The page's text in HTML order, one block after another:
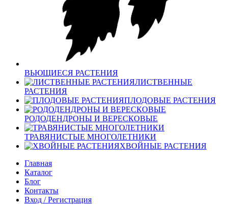
ВЬЮЩИЕСЯ РАСТЕНИЯ
ЛИСТВЕННЫЕ
РАСТЕНИЯ
ПЛОДОВЫЕ РАСТЕНИЯ
РОДОДЕНДРОНЫ И ВЕРЕСКОВЫЕ
ТРАВЯНИСТЫЕ МНОГОЛЕТНИКИ
ХВОЙНЫЕ РАСТЕНИЯ
Главная
Каталог
Блог
Контакты
Вход / Регистрация